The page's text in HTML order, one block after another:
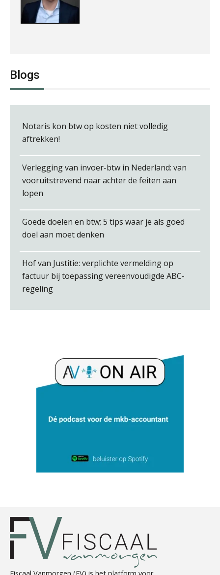
Bob van Leeuwen
Pieter Kok
Léon de Jager
Blogs
Notaris kon btw op kosten niet volledig
aftrekken!
Verlegging van invoer-btw in Nederland: van
vooruitstrevend naar achter de feiten aan
lopen
Goede doelen en btw; 5 tips waar je als goed
doel aan moet denken
Hof van Justitie: verplichte vermelding op
factuur bij toepassing vereenvoudigde ABC-
regeling